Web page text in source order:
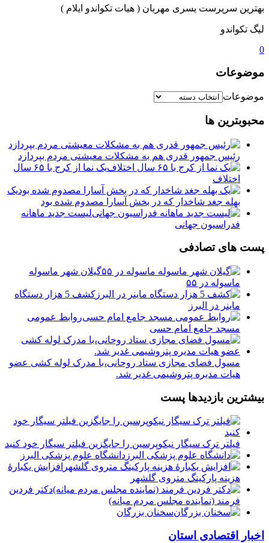
بهترین سرپرست یسری مهربان ( هیات تکواندو ایلام )
لیگ تکواندو
0
موضوعات
موضوعات
محبوبترین ها
رئیس جمهور قدری هم به مشکلات معیشتی مردم بپردازد
یک نما از کرج با ۶۵ سال
اختلاف
یک
بهله جغد شاخدار که در بخش آسارا مصدوم شده بود
لیست جدید ماهانه
فدراسیون جهانی
پست های تصادفی
گیلان شهر ماسوله
ماسوله در ۵۵
کشف 5 هزار دستگاه
ماینر در البرز
روابط عمومی
مسجد جامع امام حسی
مسول فضای مجازی ستاد روحانی،با مدرک لوله کشی عضو
هیات مدیره پتروشیمی غدیر شد‌.
بیشترین بازدیدها پست
فیلتر ترک سیگار نیکوپرسین را جایگزین فیلتر سیگار خود کنید
دانشگاه علوم پزشکی البرز
افزایش یکبارۀ
هزینه پارکینگ متروی گلشهر
دكتر فردين
فرمند (نماينده مجلس مردم میانه)
سخنان بزرگان
اخبار اقتصادی استان